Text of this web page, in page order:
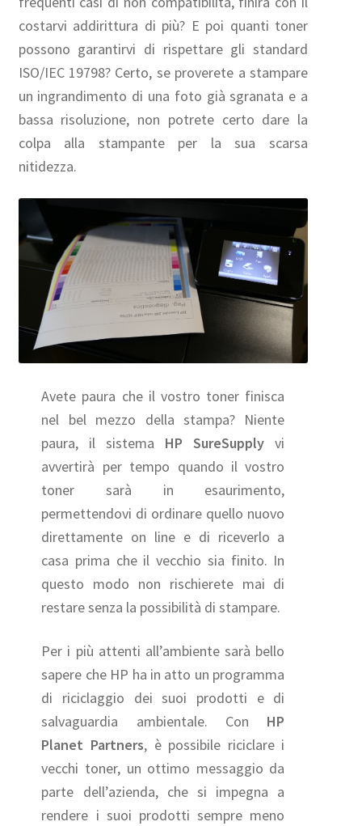
costarvi addirittura di più? E poi quanti toner
possono garantirvi di rispettare gli standard
ISO/IEC 19798? Certo, se proverete a stampare
un ingrandimento di una foto già sgranata e a
bassa risoluzione, non potrete certo dare la
colpa alla stampante per la sua scarsa
nitidezza.
Avete paura che il vostro toner finisca
nel bel mezzo della stampa? Niente
paura, il sistema HP SureSupply vi
avvertirà per tempo quando il vostro
toner sarà in esaurimento,
permettendovi di ordinare quello nuovo
direttamente on line e di riceverlo a
casa prima che il vecchio sia finito. In
questo modo non rischierete mai di
restare senza la possibilità di stampare.
Per i più attenti all’ambiente sarà bello
sapere che HP ha in atto un programma
di riciclaggio dei suoi prodotti e di
salvaguardia ambientale. Con HP
Planet Partners, è possibile riciclare i
vecchi toner, un ottimo messaggio da
parte dell’azienda, che si impegna a
rendere i suoi prodotti sempre meno